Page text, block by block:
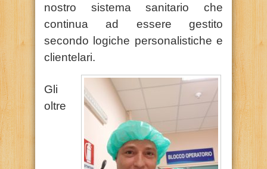
nostro sistema sanitario che
continua ad essere gestito
secondo logiche personalistiche e
clientelari.
Gli
oltre